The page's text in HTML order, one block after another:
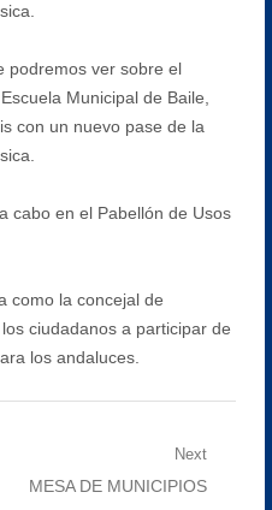
podremos ver sobre el
Municipal de Baile,
con un nuevo pase de la
cabo en el Pabellón de Usos
como la concejal de
ciudadanos a participar de
los andaluces.
Next
Next
MESA DE MUNICIPIOS